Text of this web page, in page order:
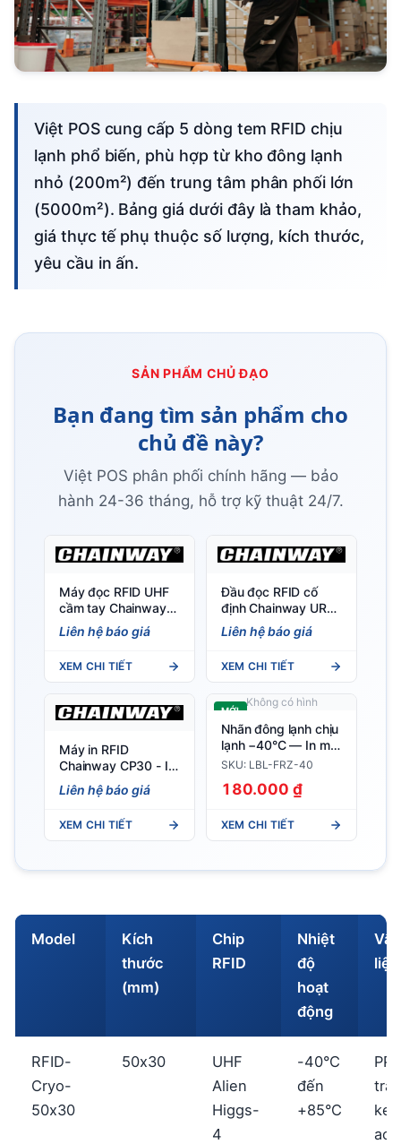
Việt POS cung cấp 5 dòng tem RFID chịu
lạnh phổ biến, phù hợp từ kho đông lạnh
nhỏ (200m²) đến trung tâm phân phối lớn
(5000m²). Bảng giá dưới đây là tham khảo,
giá thực tế phụ thuộc số lượng, kích thước,
yêu cầu in ấn.
SẢN PHẨM CHỦ ĐẠO
Bạn đang tìm sản phẩm cho
chủ đề này?
Việt POS phân phối chính hãng — bảo
hành 24-36 tháng, hỗ trợ kỹ thuật 24/7.
Máy đọc RFID UHF
cầm tay Chainway
C66 (Android 11/13)
- Tích hợp RFID, nhẹ
Liên hệ báo giá
XEM CHI TIẾT
Đầu đọc RFID cố
định Chainway UR4
4 cổng, chip Impinj E
Series
Liên hệ báo giá
XEM CHI TIẾT
Máy in RFID
Chainway CP30 - In
tem nhãn RFID, in
nhiệt trực tiếp/
chuyển nhiệt
Liên hệ báo giá
XEM CHI TIẾT
MỚI
Không có hình
Nhãn đông lạnh chịu
lạnh −40°C — In mã
vạch hàng đông
đá
SKU: LBL-FRZ-40
180.000 ₫
XEM CHI TIẾT
Model
Kích
thước
(mm)
Chip
RFID
Nhiệt
độ
hoạt
động
Vật
liệu
RFID-
Cryo-
50x30
50x30
UHF
Alien
Higgs-
4
-40°C
đến
+85°C
PP
keo